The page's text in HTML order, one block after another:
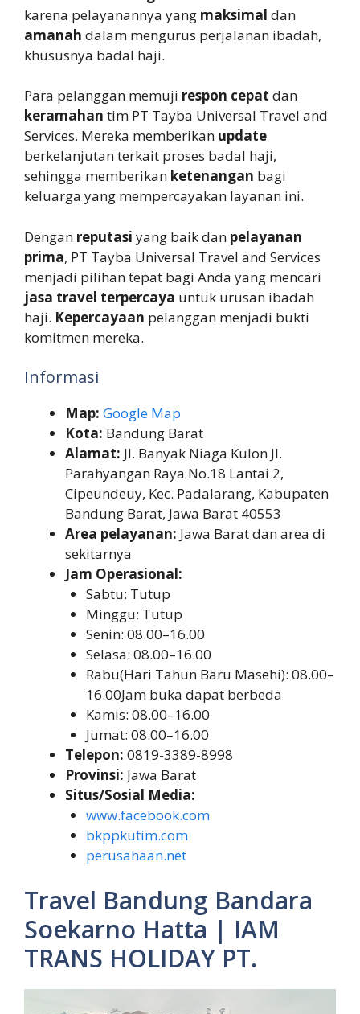
karena pelayanannya yang maksimal dan
amanah dalam mengurus perjalanan ibadah,
khususnya badal haji.
Para pelanggan memuji respon cepat dan
keramahan tim PT Tayba Universal Travel and
Services. Mereka memberikan update
berkelanjutan terkait proses badal haji,
sehingga memberikan ketenangan bagi
keluarga yang mempercayakan layanan ini.
Dengan reputasi yang baik dan pelayanan
prima, PT Tayba Universal Travel and Services
menjadi pilihan tepat bagi Anda yang mencari
jasa travel terpercaya untuk urusan ibadah
haji. Kepercayaan pelanggan menjadi bukti
komitmen mereka.
Informasi
Map: Google Map
Kota: Bandung Barat
Alamat: Jl. Banyak Niaga Kulon Jl.
Parahyangan Raya No.18 Lantai 2,
Cipeundeuy, Kec. Padalarang, Kabupaten
Bandung Barat, Jawa Barat 40553
Area pelayanan: Jawa Barat dan area di
sekitarnya
Jam Operasional:
Sabtu: Tutup
Minggu: Tutup
Senin: 08.00–16.00
Selasa: 08.00–16.00
Rabu(Hari Tahun Baru Masehi): 08.00–
16.00Jam buka dapat berbeda
Kamis: 08.00–16.00
Jumat: 08.00–16.00
Telepon: 0819-3389-8998
Provinsi: Jawa Barat
Situs/Sosial Media:
www.facebook.com
bkppkutim.com
perusahaan.net
Travel Bandung Bandara
Soekarno Hatta | IAM
TRANS HOLIDAY PT.